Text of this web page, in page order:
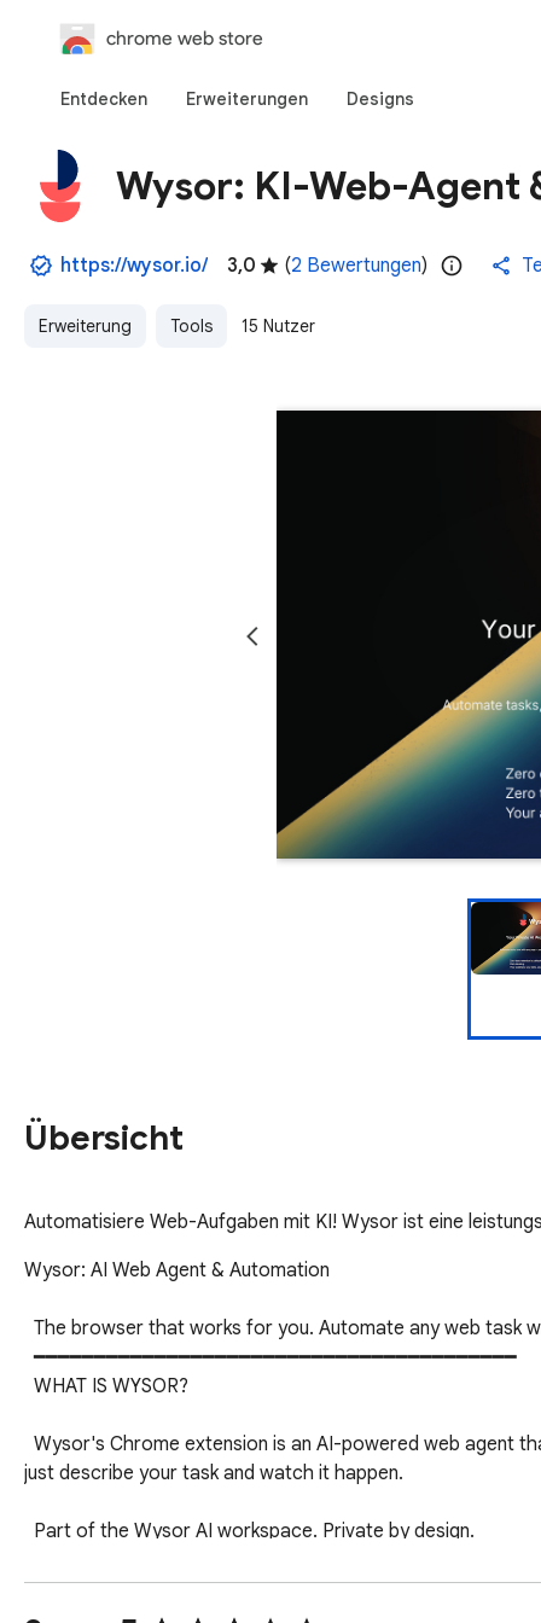
chrome web store
Entdecken Erweiterungen Designs
Wysor: KI-Web-Agent
https://wysor.io/ 3,0 (2 Bewertungen)
Erweiterung Tools 15 Nutzer
Übersicht
Automatisiere Web-Aufgaben mit KI! Wysor ist eine
Wysor: AI Web
  ━━━━━━━━━━━━━━━━━━━━━━━━━━━━━━━━━━━━━━━━
just describe your task and watch it happen.
  ━━━━━━━━━━━━━━━━━━━━━━━━━━━━━━━━━━━━━━━━